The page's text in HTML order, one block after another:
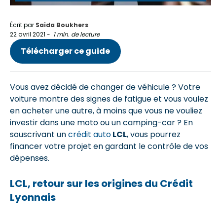
Écrit par Saida Boukhers
22 avril 2021 - 1 min. de lecture
Télécharger ce guide
Vous avez décidé de changer de véhicule ? Votre
voiture montre des signes de fatigue et vous voulez
en acheter une autre, à moins que vous ne vouliez
investir dans une moto ou un camping-car ? En
souscrivant uncrédit autoLCL, vous pourrez
financer votre projet en gardant le contrôle de vos
dépenses.
LCL, retour sur les origines du Crédit
Lyonnais